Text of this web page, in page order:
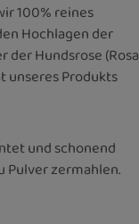
100% reines
Hochlagen der
der Hundsrose (Rosa
unseres Produkts
und schonend
Pulver zermahlen.